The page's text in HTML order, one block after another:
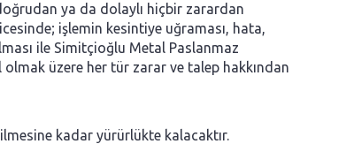
ya da dolaylı hiçbir zarardan
işlemin kesintiye uğraması, hata,
ile Simitçioğlu Metal Paslanmaz
üzere her tür zarar ve talep hakkından
kadar yürürlükte kalacaktır.